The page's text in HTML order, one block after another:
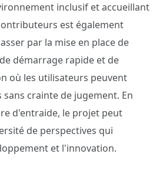
inclusif et accueillant
est également
par la mise en place de
démarrage rapide et de
où les utilisateurs peuvent
crainte de jugement. En
d'entraide, le projet peut
de perspectives qui
et l'innovation.